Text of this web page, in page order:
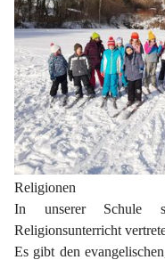
Religionen
In unserer Schule
Religionsunterricht
Es gibt den